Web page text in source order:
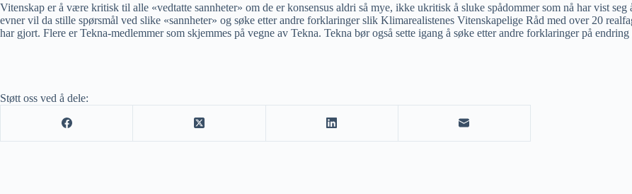
Vitenskap er å være kritisk til alle «vedtatte sannheter» om de er konsensus aldri så mye, ikke ukritisk å sluke spådommer som nå har vist
evner vil da stille spørsmål ved slike «sannheter» og søke etter andre forklaringer slik Klimarealistenes Vitenskapelige Råd med over 20
har gjort. Flere er Tekna-medlemmer som skjemmes på vegne av Tekna. Tekna bør også sette igang å søke etter andre forklaringer på
Støtt oss ved å dele: